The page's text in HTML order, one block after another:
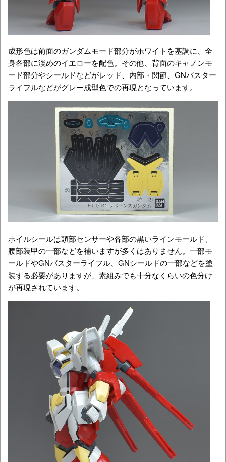
成形色は前面のガンダムモード部分がホワイトを基調に、全
身各部に淡めのイエローを配色。その他、背面のキャノンモ
ード部分やシールドなどがレッド、内部・関節、GNバスター
ライフルなどがグレー成型色での再現となっています。
ホイルシールは頭部センサーや各部の黒いラインモールド、
腰部装甲の一部などを補いますが多くはありません。一部モ
ールドやGNバスターライフル、GNシールドの一部などを塗
装する必要がありますが、素組みでも十分なくらいの色分け
が再現されています。